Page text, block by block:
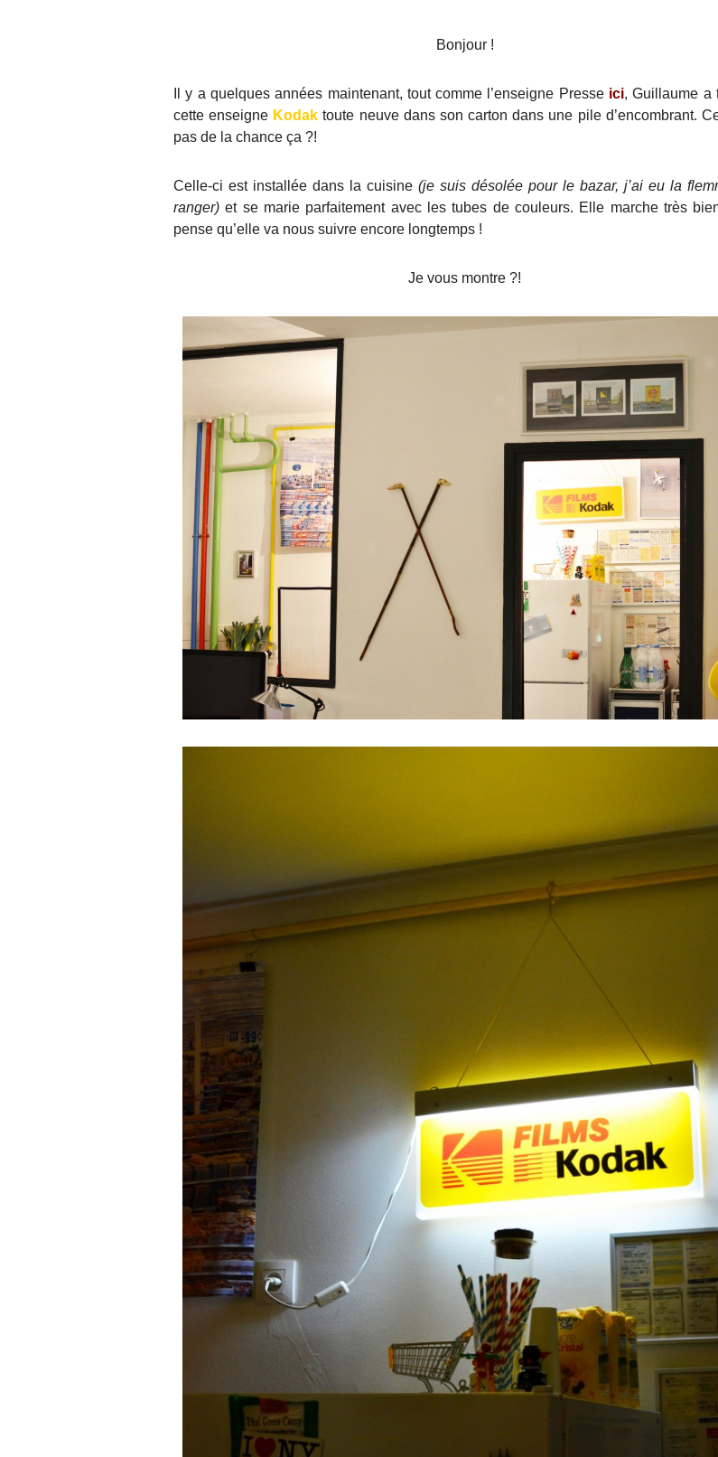
Bonjour !
Il y a quelques années maintenant, tout comme l’enseigne Presse ici, Guillaume a
cette enseigne Kodak toute neuve dans son carton dans une pile d’encombrant.
pas de la chance ça ?!
Celle-ci est installée dans la cuisine (je suis désolée pour le bazar, j’ai eu la
ranger) et se marie parfaitement avec les tubes de couleurs. Elle marche très
pense qu’elle va nous suivre encore longtemps !
Je vous montre ?!